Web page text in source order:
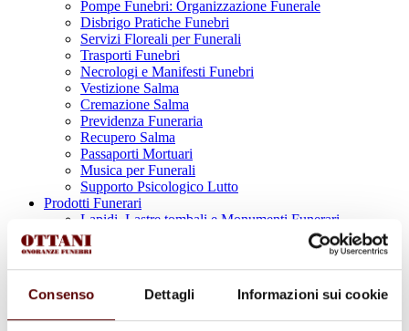
Consenso Dettagli Informazioni sui cookie
Pompe Funebri: Organizzazione Funerale
Disbrigo Pratiche Funebri
Servizi Floreali per Funerali
Trasporti Funebri
Necrologi e Manifesti Funebri
Vestizione Salma
Cremazione Salma
Previdenza Funeraria
Recupero Salma
Passaporti Mortuari
Musica per Funerali
Supporto Psicologico Lutto
Prodotti Funerari
Lapidi, Lastre tombali e Monumenti Funerari
Urne Cinerarie
Allestimento Funebre
Cofani Funebri
In caso di decesso
Necrologi
News